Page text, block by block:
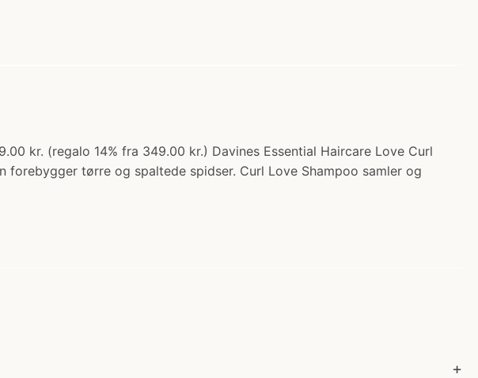
kr. (regalo 14% fra 349.00 kr.) Davines Essential Haircare Love Curl
tørre og spaltede spidser. Curl Love Shampoo samler og